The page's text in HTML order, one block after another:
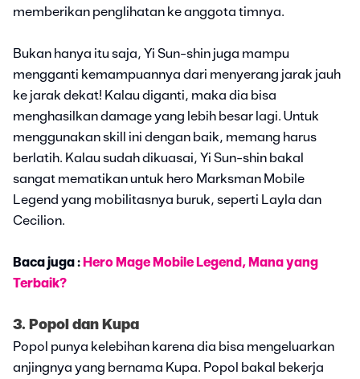
memberikan penglihatan ke anggota timnya.
Bukan hanya itu saja, Yi Sun-shin juga mampu
mengganti kemampuannya dari menyerang jarak jauh
ke jarak dekat! Kalau diganti, maka dia bisa
menghasilkan damage yang lebih besar lagi. Untuk
menggunakan skill ini dengan baik, memang harus
berlatih. Kalau sudah dikuasai, Yi Sun-shin bakal
sangat mematikan untuk hero Marksman Mobile
Legend yang mobilitasnya buruk, seperti Layla dan
Cecilion.
Baca juga : Hero Mage Mobile Legend, Mana yang
Terbaik?
3. Popol dan Kupa
Popol punya kelebihan karena dia bisa mengeluarkan
anjingnya yang bernama Kupa. Popol bakal bekerja